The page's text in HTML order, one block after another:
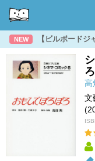
NEW 【ビルボード
高
文